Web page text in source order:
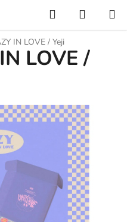
Hľadať
KOŠÍK
IN LOVE / Yeji
LOVE /